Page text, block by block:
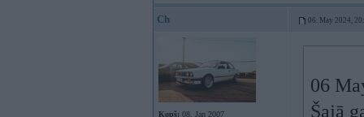
Ch 06. May 2024,
Kopš: 08. Jan 2007
06
Šajā